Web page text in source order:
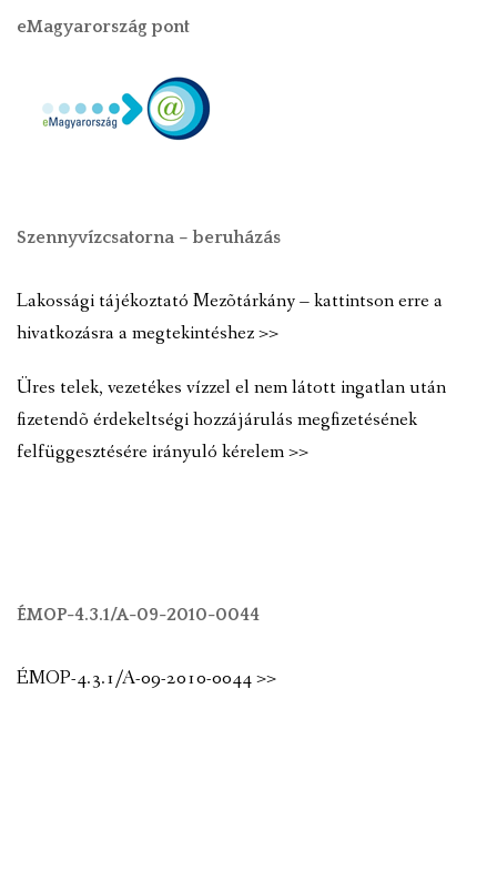
eMagyarország pont
Szennyvízcsatorna – beruházás
Lakossági tájékoztató Mezõtárkány – kattintson erre a
hivatkozásra a megtekintéshez >>
Üres telek, vezetékes vízzel el nem látott ingatlan után
fizetendõ érdekeltségi hozzájárulás megfizetésének
felfüggesztésére irányuló kérelem >>
ÉMOP-4.3.1/A-09-2010-0044
ÉMOP-4.3.1/A-09-2010-0044 >>